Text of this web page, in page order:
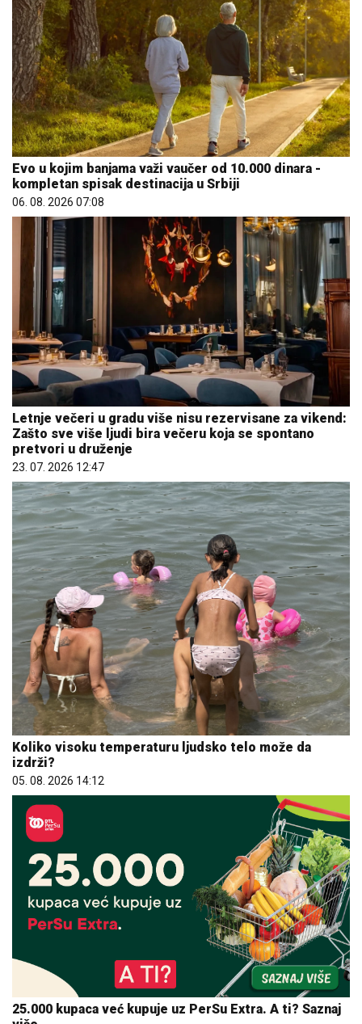
Evo u kojim banjama važi vaučer od 10.000 dinara -
kompletan spisak destinacija u Srbiji
06. 08. 2026 07:08
Letnje večeri u gradu više nisu rezervisane za vikend:
Zašto sve više ljudi bira večeru koja se spontano
pretvori u druženje
23. 07. 2026 12:47
Koliko visoku temperaturu ljudsko telo može da
izdrži?
05. 08. 2026 14:12
25.000 kupaca već kupuje uz PerSu Extra. A ti? Saznaj